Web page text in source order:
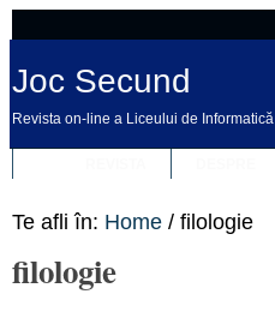
Joc Secund
Revista on-line a Liceului de Informatică
Te afli în: Home / filologie
filologie